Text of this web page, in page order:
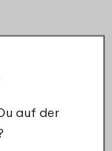
auf der